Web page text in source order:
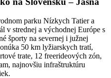
parku Nízkych Tatier a
v strednej a východnej Európe s
športy na severnej i južnej
50 km lyžiarskych tratí,
trate, 12 freerideových zón,
najnovšiu infraštruktúru